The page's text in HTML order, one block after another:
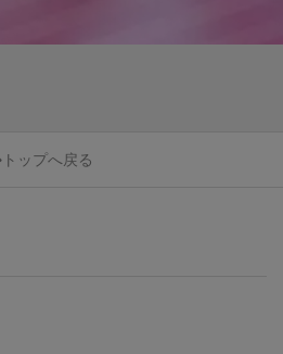
トップへ戻る